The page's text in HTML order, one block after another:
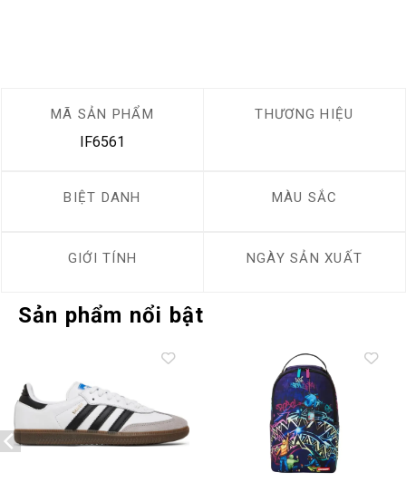
MÃ SẢN PHẨM
IF6561
THƯƠNG HIỆU
BIỆT DANH MÀU SẮC
GIỚI TÍNH NGÀY SẢN XUẤT
Sản phẩm nổi bật
Add to
wishlist